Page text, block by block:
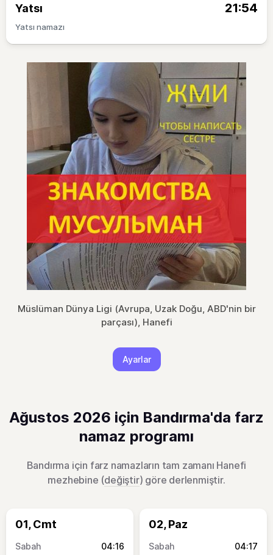
Yatsı 21:54
Yatsı namazı
Müslüman Dünya Ligi (Avrupa, Uzak Doğu, ABD'nin bir
parçası), Hanefi
Ayarlar
Ağustos 2026 için Bandırma'da farz
namaz programı
Bandırma için farz namazların tam zamanı Hanefi
mezhebine (değiştir) göre derlenmiştir.
01, Cmt
04:16
02, Paz
04:17